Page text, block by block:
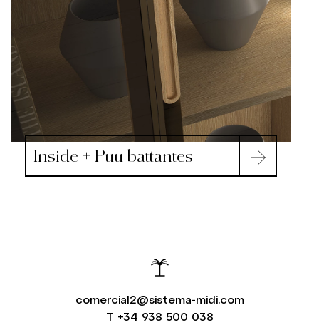
Inside + Puu battantes
comercial2@sistema-midi.com
T +34 938 500 038